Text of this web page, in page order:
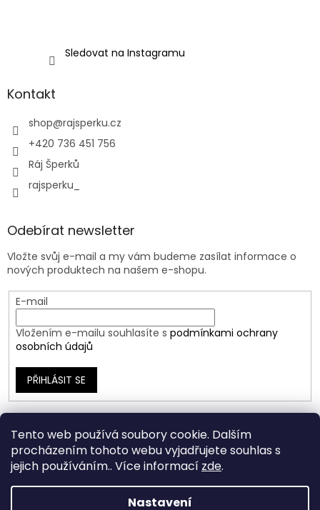
Tento web používá soubory cookie. Dalším
procházením tohoto webu vyjadřujete souhlas s
jejich používáním.. Více informací zde.
Nastavení
Sledovat na Instagramu
Kontakt
shop@rajsperku.cz
+420 736 451 756
Ráj Šperků
rajsperku_
Odebírat newsletter
Vložte svůj e-mail a my vám budeme zasílat informace o
nových produktech na našem e-shopu.
E-mail
Vložením e-mailu souhlasíte s podmínkami ochrany
osobních údajů
PŘIHLÁSIT SE
Vytvořil Shoptet